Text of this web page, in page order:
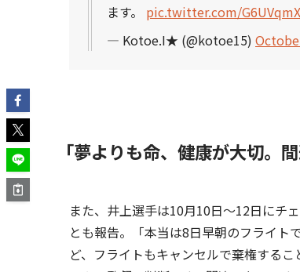
ます。 pic.twitter.com/
— Kotoe.I★ (@kotoe15)
「夢よりも命、健康が大切。間
また、井上選手は10月10日～12日にチ
とも報告。「本当は8日早朝のフライト
ど、フライトもキャンセルで棄権する